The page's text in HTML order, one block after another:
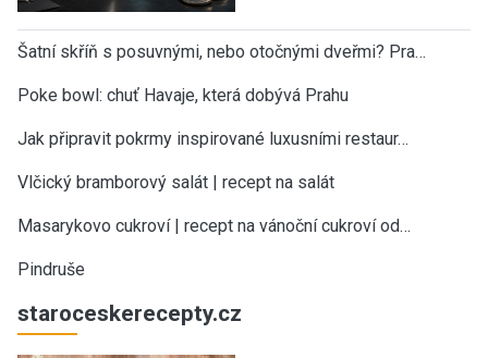
Šatní skříň s posuvnými, nebo otočnými dveřmi? Pra…
Poke bowl: chuť Havaje, která dobývá Prahu
Jak připravit pokrmy inspirované luxusními restaur…
Vlčický bramborový salát | recept na salát
Masarykovo cukroví | recept na vánoční cukroví od…
Pindruše
staroceskerecepty.cz